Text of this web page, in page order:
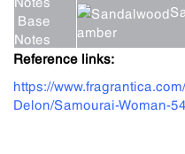
Base
Notes
amber
Reference links:
https://
Delon/Samourai-Woman-